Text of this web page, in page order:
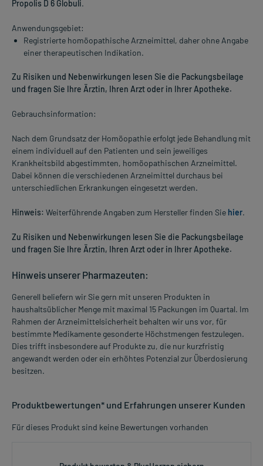
Propolis D 6 Globuli.
Anwendungsgebiet:
Registrierte homöopathische Arzneimittel, daher ohne Angabe
einer therapeutischen Indikation.
Zu Risiken und Nebenwirkungen lesen Sie die Packungsbeilage
und fragen Sie Ihre Ärztin, Ihren Arzt oder in Ihrer Apotheke.
Gebrauchsinformation:
Nach dem Grundsatz der Homöopathie erfolgt jede Behandlung mit
einem individuell auf den Patienten und sein jeweiliges
Krankheitsbild abgestimmten, homöopathischen Arzneimittel.
Dabei können die verschiedenen Arzneimittel durchaus bei
unterschiedlichen Erkrankungen eingesetzt werden.
Hinweis: Weiterführende Angaben zum Hersteller finden Sie hier.
Zu Risiken und Nebenwirkungen lesen Sie die Packungsbeilage
und fragen Sie Ihre Ärztin, Ihren Arzt oder in Ihrer Apotheke.
Hinweis unserer Pharmazeuten:
Generell beliefern wir Sie gern mit unseren Produkten in
haushaltsüblicher Menge mit maximal 15 Packungen im Quartal. Im
Rahmen der Arzneimittelsicherheit behalten wir uns vor, für
bestimmte Medikamente gesonderte Höchstmengen festzulegen.
Dies trifft insbesondere auf Produkte zu, die nur kurzfristig
angewandt werden oder ein erhöhtes Potenzial zur Überdosierung
besitzen.
Produktbewertungen* und Erfahrungen unserer Kunden
Für dieses Produkt sind keine Bewertungen vorhanden